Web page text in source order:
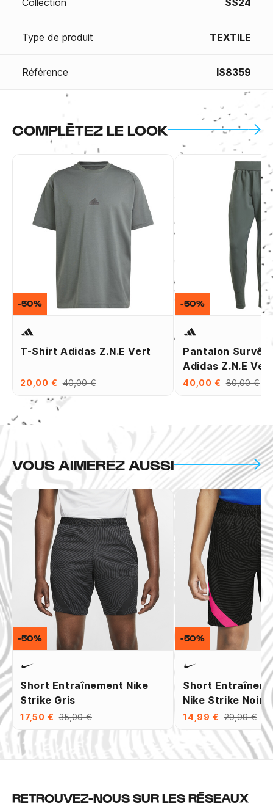
Collection SS24
Type de produit TEXTILE
Référence IS8359
COMPLÈTEZ LE LOOK
T-Shirt Adidas Z.N.E Vert
20,00 € 40,00 €
-50%
Pantalon
Adidas Z.N.E Vert
40,00 € 80,00 €
-50%
VOUS AIMEREZ AUSSI
Short Entraînement Nike
Strike Gris
17,50 € 35,00 €
-50%
Short
Nike Strike Noir
14,99 € 29,99 €
-50%
RETROUVEZ-NOUS SUR LES RÉSEAUX